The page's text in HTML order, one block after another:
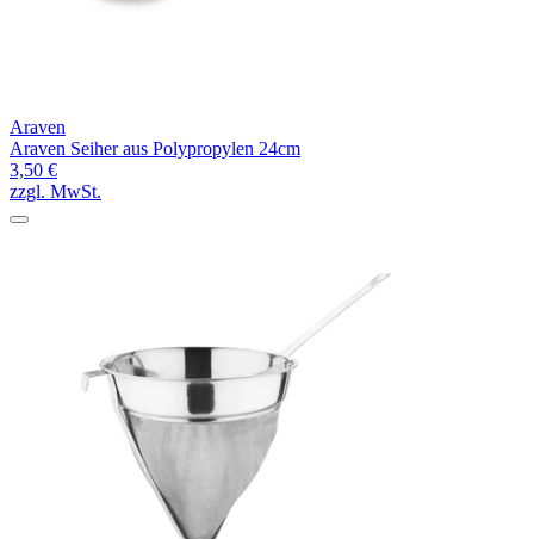
Araven
Araven Seiher aus Polypropylen 24cm
3,50 €
zzgl. MwSt.